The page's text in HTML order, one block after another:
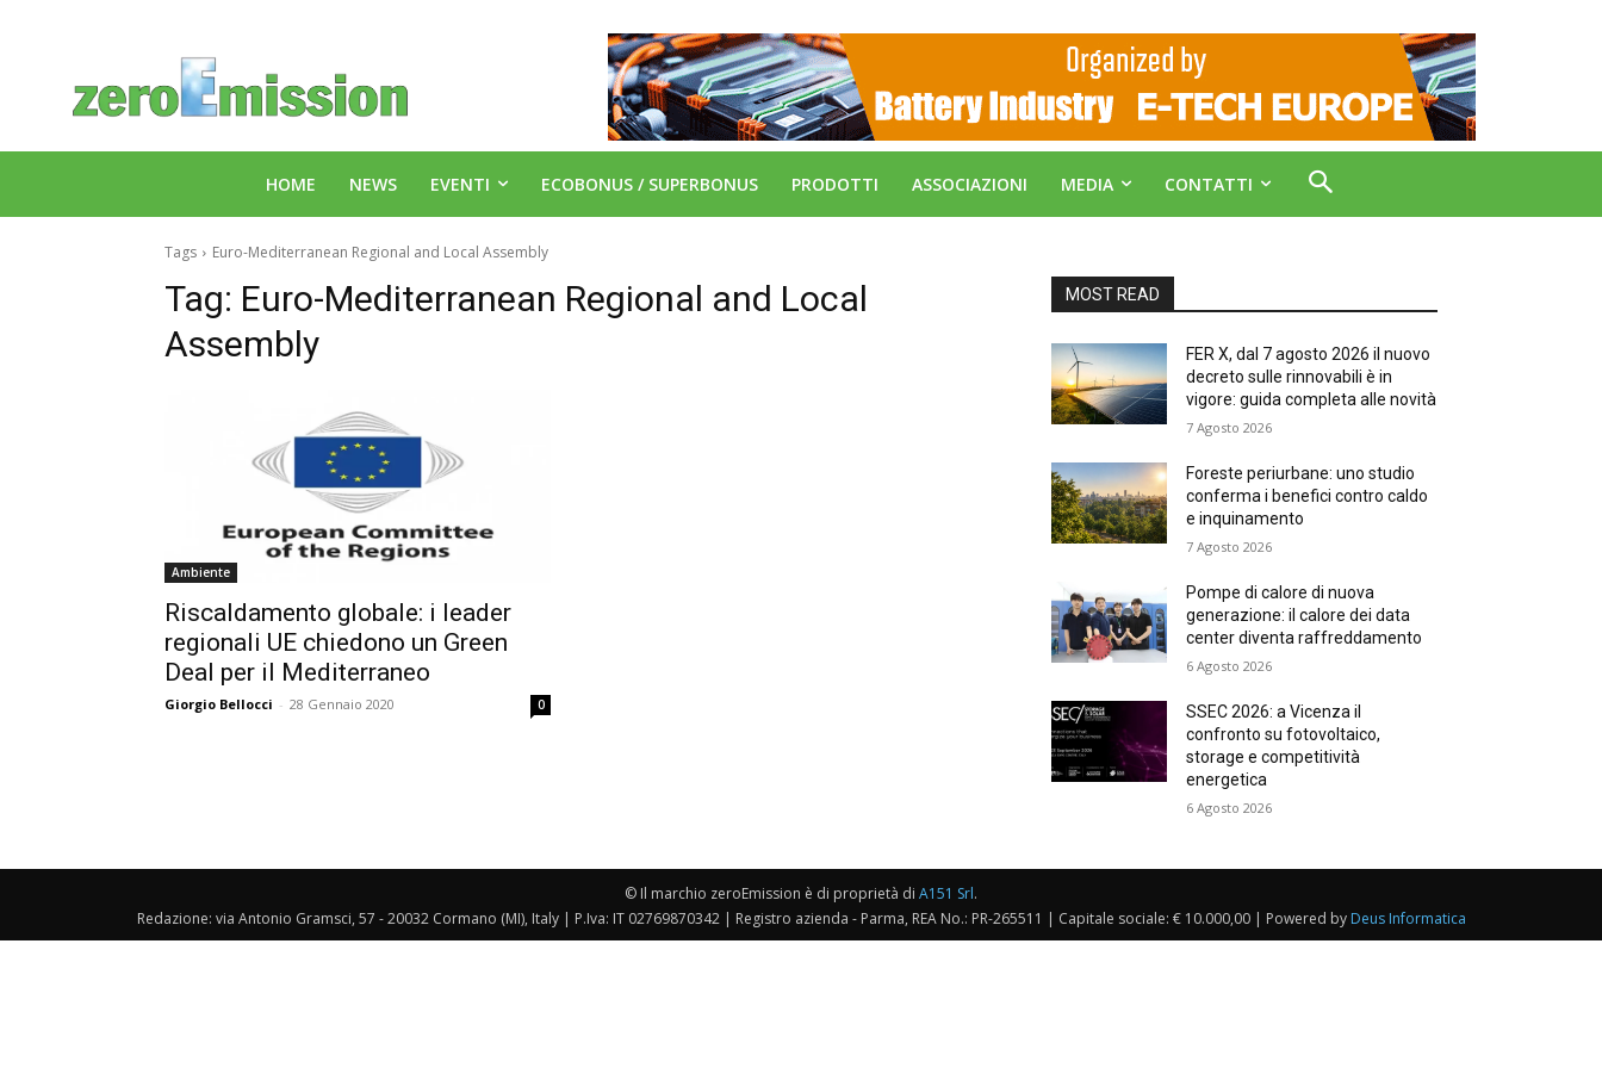
HOME NEWS EVENTI ECOBONUS / SUPERBONUS PRODOTTI ASSOCIAZIONI MEDIA CONTATTI
Tags Euro-Mediterranean Regional and Local Assembly
Tag: Euro-Mediterranean Regional and Local
Assembly
Ambiente
Riscaldamento globale: i leader
regionali UE chiedono un Green
Deal per il Mediterraneo
Giorgio Bellocci - 28 Gennaio 2020 0
MOST READ
FER X, dal 7 agosto 2026 il nuovo
decreto sulle rinnovabili è in
vigore: guida completa alle novità
7 Agosto 2026
Foreste periurbane: uno studio
conferma i benefici contro caldo
e inquinamento
7 Agosto 2026
Pompe di calore di nuova
generazione: il calore dei data
center diventa raffreddamento
6 Agosto 2026
SSEC 2026: a Vicenza il
confronto su fotovoltaico,
storage e competitività
energetica
6 Agosto 2026
© Il marchio zeroEmission è di proprietà di A151 Srl.
Redazione: via Antonio Gramsci, 57 - 20032 Cormano (MI), Italy | P.Iva: IT 02769870342 | Registro azienda - Parma, REA No.: PR-265511 | Capitale sociale: € 10.000,00 | Powered by Deus Informatica